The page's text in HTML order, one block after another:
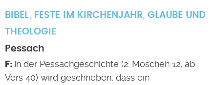
BIBEL FESTE IM KIRCHENJAHR, GLAUBE UND
THEOLOGIE
Pessach
In der Pessachgeschichte (2. Moscheh 12, ab
Vers 40) wird geschrieben, dass ein